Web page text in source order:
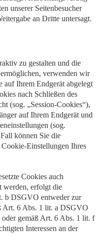
unserer Seitenbesucher
an Dritte untersagt.
zu gestalten und die
verwenden wir
auf Ihrem Endgerät abgelegt
nach Schließen des
(sog. „Session-Cookies“),
auf Ihrem Endgerät und
(sog.
können Sie die
Einstellungen Ihres
Cookies auch
werden, erfolgt die
b DSGVO entweder zur
Art. 6 Abs. 1 lit. a DSGVO
gemäß Art. 6 Abs. 1 lit. f
Interessen an der